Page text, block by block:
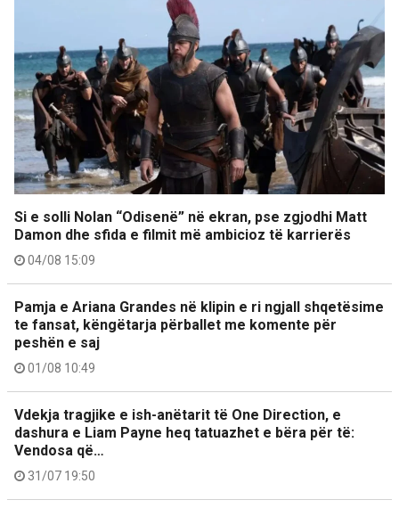
Si e solli Nolan “Odisenë” në ekran, pse zgjodhi Matt
Damon dhe sfida e filmit më ambicioz të karrierës
04/08 15:09
Pamja e Ariana Grandes në klipin e ri ngjall shqetësime
te fansat, këngëtarja përballet me komente për
peshën e saj
01/08 10:49
Vdekja tragjike e ish-anëtarit të One Direction, e
dashura e Liam Payne heq tatuazhet e bëra për të:
Vendosa që…
31/07 19:50